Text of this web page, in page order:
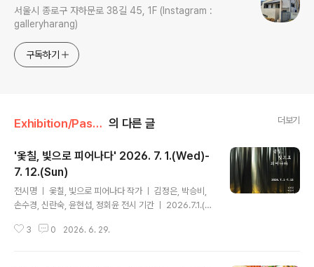
서울시 종로구 자하문로 38길 45, 1F (Instagram :
galleryharang)
구독하기
Exhibition/Past Exhibitions 의 다른 글 더보기
'옻칠, 빛으로 피어나다' 2026. 7. 1.(Wed)-
7. 12.(Sun)
전시명 ㅣ 옻칠, 빛으로 피어나다 작가 ㅣ 김정은, 박승비,
손수경, 신란숙, 윤현섭, 정회윤 전시 기간 ㅣ 2026.7.1.(W
제나 표면에만 머무르지 않는다. 어떤 빛은 시간 속에서 스
3 0 2026. 6. 29.